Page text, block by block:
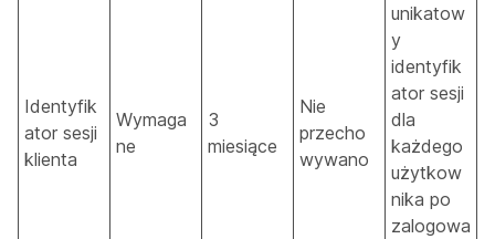
Identyfik
ator sesji
klienta
Wymaga
ne
3
miesiące
Nie
przecho
wywano
unikatow
y
identyfik
ator sesji
dla
każdego
użytkow
nika po
zalogowa